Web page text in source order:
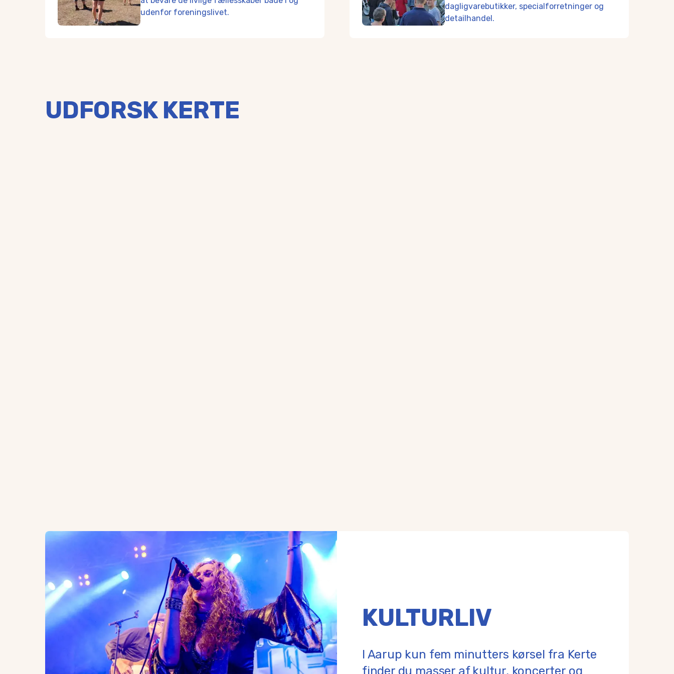
udenfor foreningslivet.
dagligvarebutikker, specialforretninger og
detailhandel.
Udover en folkeskole, to friskoler, et 10. klassecenter og to efterskoler i Glamsbjerg kan du uddanne dig på på HF & VUC Fyn og FGU FYN.
Vestfyns Gymnasium har STX og Det Blå Gymnasium har HHX samt erhvervsuddannelserne EUX Business og EUD Merkantil.
Når du flytter til Kerte, mærker du hurtigt fællesskabet, når du eksempelvis bliver budt velkommen til fællesspisning i forsamlingshuset og inviteret til forskellige
Der er også en løbeklub og rig mulighed for at løbe sammen med andre fra lokalområdet i fantastiske naturomgivelser.
UDFORSK KERTE
KULTURLIV
I Aarup kun fem minutters kørsel fra Kerte
finder du masser af kultur, koncerter og